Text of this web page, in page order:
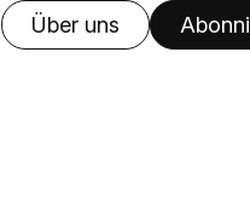
Über uns